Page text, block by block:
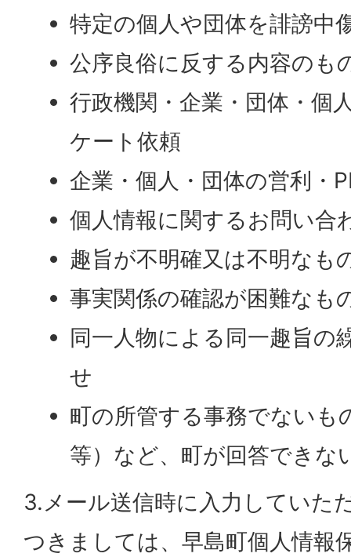
特定の個人や団体を誹謗中
公序良俗に反する内容のも
行政機関・企業・団体・個
ケート依頼
企業・個人・団体の営利・
個人情報に関するお問い合
趣旨が不明確又は不明なも
事実関係の確認が困難なも
同一人物による同一趣旨の
せ
町の所管する事務でないも
等）など、町が回答できな
3.メール送信時に入力していた
つきましては、早島町個人情報